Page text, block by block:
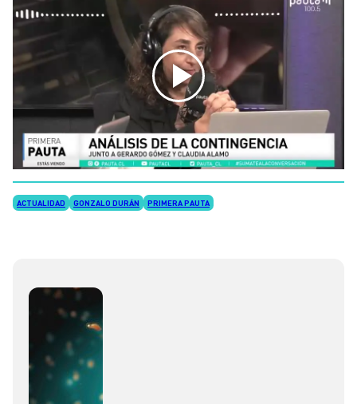
ACTUALIDAD GONZALO DURÁN PRIMERA PAUTA